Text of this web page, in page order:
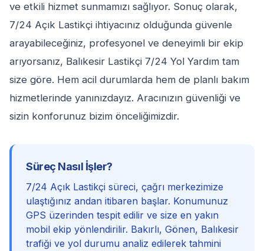
ve etkili hizmet sunmamızı sağlıyor. Sonuç olarak,
7/24 Açık Lastikçi ihtiyacınız olduğunda güvenle
arayabileceğiniz, profesyonel ve deneyimli bir ekip
arıyorsanız, Balıkesir Lastikçi 7/24 Yol Yardım tam
size göre. Hem acil durumlarda hem de planlı bakım
hizmetlerinde yanınızdayız. Aracınızın güvenliği ve
sizin konforunuz bizim önceliğimizdir.
Süreç Nasıl İşler?
7/24 Açık Lastikçi süreci, çağrı merkezimize
ulaştığınız andan itibaren başlar. Konumunuz
GPS üzerinden tespit edilir ve size en yakın
mobil ekip yönlendirilir. Bakırlı, Gönen, Balıkesir
trafiği ve yol durumu analiz edilerek tahmini